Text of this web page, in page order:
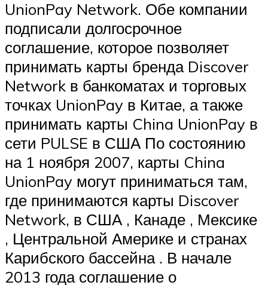
UnionPay Network. Обе компании
подписали долгосрочное
соглашение, которое позволяет
принимать карты бренда Discover
Network в банкоматах и ​​торговых
точках UnionPay в Китае, а также
принимать карты China UnionPay в
сети PULSE в США По состоянию
на 1 ноября 2007, карты China
UnionPay могут приниматься там,
где принимаются карты Discover
Network, в США , Канаде , Мексике
, Центральной Америке и странах
Карибского бассейна . В начале
2013 года соглашение о